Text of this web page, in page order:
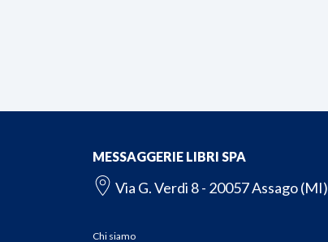
MESSAGGERIE LIBRI SPA
Via G. Verdi 8 - 20057 Assago (MI)
Chi siamo